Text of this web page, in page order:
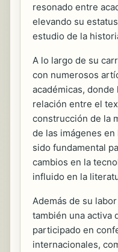
resonado entre
elevando su
estudio de la
A lo largo de su
con numerosos
académicas, donde
relación entre el
construcción de la
de las imágenes
sido fundamental
cambios en la
influido en la
Además de su
también una activa
participado en
internacionales,